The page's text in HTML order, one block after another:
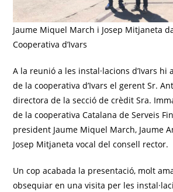
Jaume Miquel March i Josep Mitjaneta
Cooperativa d’Ivars
A la reunió a les instal·lacions d’Ivars
de la cooperativa d’Ivars el gerent Sr.
directora de la secció de crèdit Sra.
de la cooperativa Catalana de Serveis
president Jaume Miquel March, Jaume
Josep Mitjaneta vocal del consell rector.
Un cop acabada la presentació, molt
obsequiar en una visita per les